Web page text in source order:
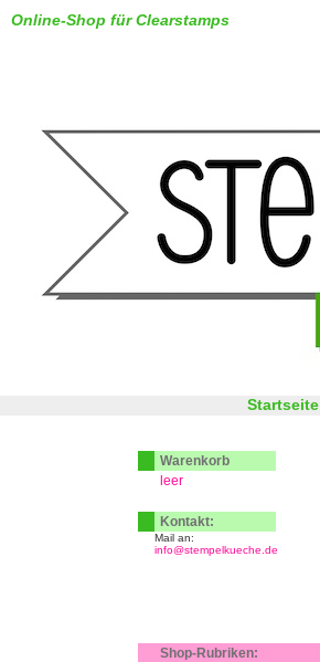
Online-Shop für Clearstamps
Startseite
Warenkorb
leer
Kontakt:
Mail an:
info@stempelkueche.de
Shop-Rubriken: